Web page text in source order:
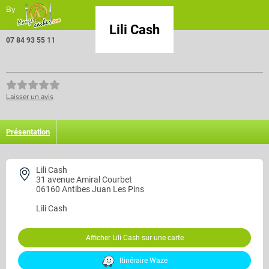
By
Lili Cash
07 84 93 55 11
Laisser un avis
Présentation
Lili Cash
31 avenue Amiral Courbet
06160 Antibes Juan Les Pins
Lili Cash
Afficher Lili Cash sur une carte
Itinéraire Waze